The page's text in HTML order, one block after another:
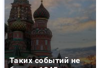
Таких событий не